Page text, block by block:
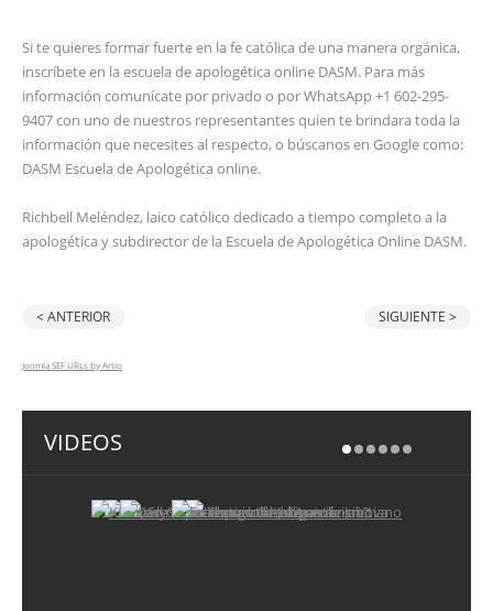
Si te quieres formar fuerte en la fe católica de una manera orgánica,
inscríbete en la escuela de apologética online DASM. Para más
información comunícate por privado o por WhatsApp +1 602-295-
9407 con uno de nuestros representantes quien te brindara toda la
información que necesites al respecto, o búscanos en Google como:
DASM Escuela de Apologética online.
Richbell Meléndez, laico católico dedicado a tiempo completo a la
apologética y subdirector de la Escuela de Apologética Online DASM.
< ANTERIOR SIGUIENTE >
Joomla SEF URLs by Artio
VIDEOS